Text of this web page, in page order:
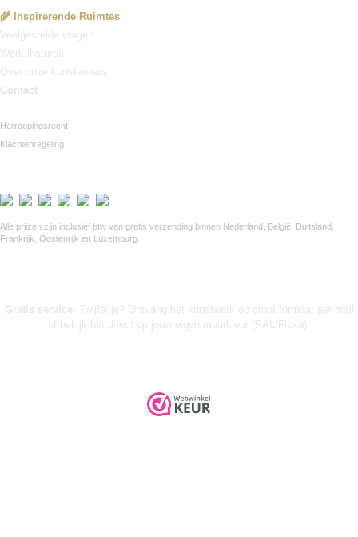
🌾 Inspirerende Ruimtes
Veelgestelde vragen
Werk insturen
Over onze kunstenaars
Contact
Herroepingsrecht
Klachtenregeling
Alle prijzen zijn inclusief btw van gratis verzending binnen Nederland, België, Duitsland,
Frankrijk, Oostenrijk en Luxemburg.
Gratis service: Twijfel je? Ontvang het kunstwerk op groot formaat per mail
of bekijk het direct op jouw eigen muurkleur (RAL/Flexa).